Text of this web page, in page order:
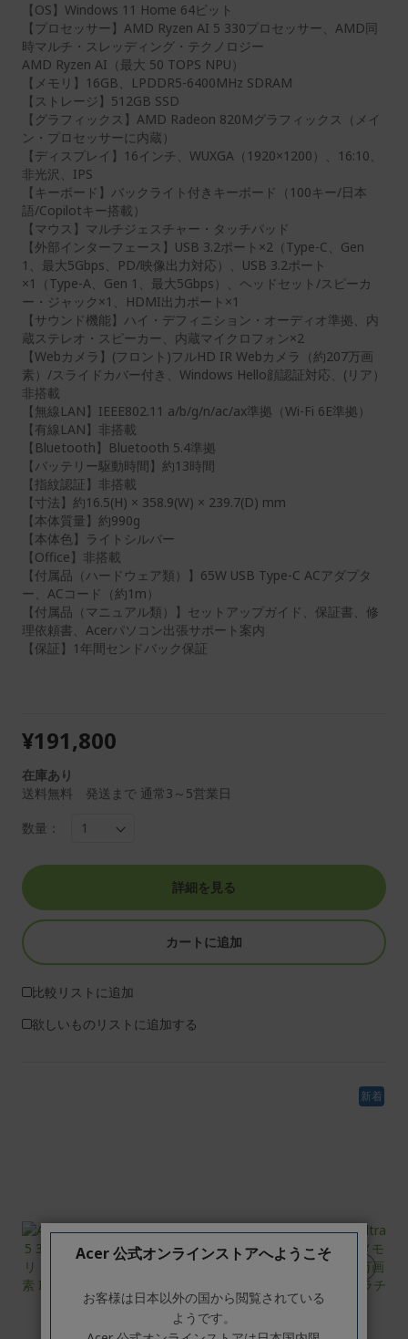
【OS】Windows 11 Home 64ビット
【プロセッサー】AMD Ryzen AI 5 330プロセッサー、AMD同
時マルチ・スレッディング・テクノロジー
AMD Ryzen AI（最大 50 TOPS NPU）
【メモリ】16GB、LPDDR5-6400MHz SDRAM
【ストレージ】512GB SSD
【グラフィックス】AMD Radeon 820Mグラフィックス（メイ
ン・プロセッサーに内蔵）
【ディスプレイ】16インチ、WUXGA（1920×1200）、16:10、
非光沢、IPS
【キーボード】バックライト付きキーボード（100キー/日本
語/Copilotキー搭載）
【マウス】マルチジェスチャー・タッチパッド
【外部インターフェース】USB 3.2ポート×2（Type-C、Gen
1、最大5Gbps、PD/映像出力対応）、USB 3.2ポート
×1（Type-A、Gen 1、最大5Gbps）、ヘッドセット/スピーカ
ー・ジャック×1、HDMI出力ポート×1
【サウンド機能】ハイ・デフィニション・オーディオ準拠、内
蔵ステレオ・スピーカー、内蔵マイクロフォン×2
【Webカメラ】(フロント)フルHD IR Webカメラ（約207万画
素）/スライドカバー付き、Windows Hello顔認証対応、(リア）
非搭載
【無線LAN】IEEE802.11 a/b/g/n/ac/ax準拠（Wi-Fi 6E準拠）
【有線LAN】非搭載
【Bluetooth】Bluetooth 5.4準拠
【バッテリー駆動時間】約13時間
【指紋認証】非搭載
【寸法】約16.5(H) × 358.9(W) × 239.7(D) mm
【本体質量】約990g
【本体色】ライトシルバー
【Office】非搭載
【付属品（ハードウェア類）】65W USB Type-C ACアダプタ
ー、ACコード（約1m）
【付属品（マニュアル類）】セットアップガイド、保証書、修
理依頼書、Acerパソコン出張サポート案内
【保証】1年間センドバック保証
¥191,800
在庫あり
送料無料 発送まで 通常3～5営業日
数量：
詳細を見る
カートに追加
比較リストに追加
欲しいものリストに追加する
新着
Acer 公式オンラインストアへようこそ
お客様は日本以外の国から閲覧されている
ようです。